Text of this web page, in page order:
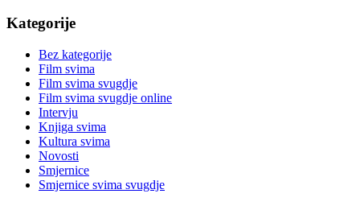
Kategorije
Bez kategorije
Film svima
Film svima svugdje
Film svima svugdje online
Intervju
Knjiga svima
Kultura svima
Novosti
Smjernice
Smjernice svima svugdje